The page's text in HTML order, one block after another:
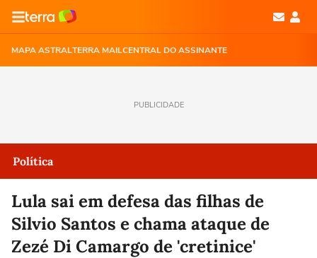
MAPA ASTRALTERRA MAILCENTRAL DO ASSINANTE
PUBLICIDADE
Política
Lula sai em defesa das filhas de
Silvio Santos e chama ataque de
Zezé Di Camargo de 'cretinice'